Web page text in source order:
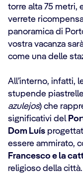
torre alta 75 metri,
verrete
panoramica di
vostra vacanza
come una delle
All’interno, infatti,
stupende
azulejos) che
significativi del
Dom Luís
essere ammirato,
Francesco e la
religioso della